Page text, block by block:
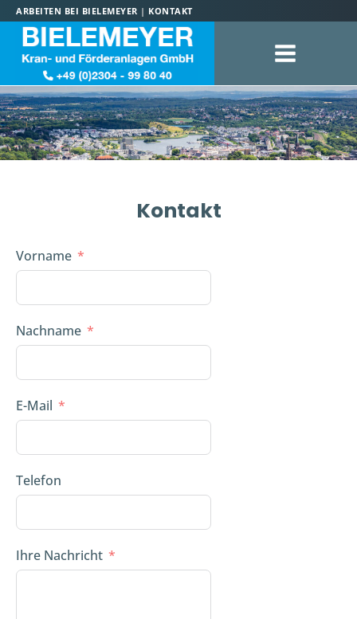
ARBEITEN BEI BIELEMEYER | KONTAKT
Kontakt
Vorname
Nachname
E-Mail
Telefon
Ihre Nachricht